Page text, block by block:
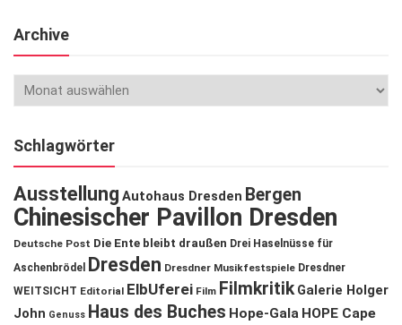
Archive
Schlagwörter
Ausstellung Autohaus Dresden Bergen
Chinesischer Pavillon Dresden
Deutsche Post Die Ente bleibt draußen Drei Haselnüsse für
Aschenbrödel
Dresden Dresdner Musikfestspiele Dresdner
WEITSICHT Editorial ElbUferei Film Filmkritik Galerie Holger
John Genuss Haus des Buches Hope-Gala HOPE Cape